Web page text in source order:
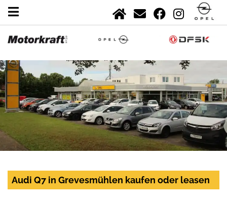
Audi Q7 in Grevesmühlen kaufen oder leasen